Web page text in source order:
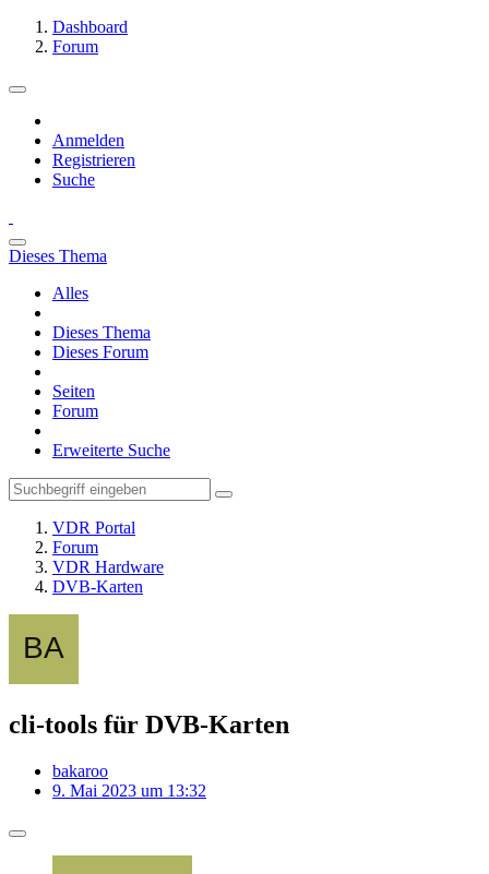
Dashboard
Forum
Anmelden
Registrieren
Suche
Dieses Thema
Alles
Dieses Thema
Dieses Forum
Seiten
Forum
Erweiterte Suche
VDR Portal
Forum
VDR Hardware
DVB-Karten
cli-tools für DVB-Karten
bakaroo
9. Mai 2023 um 13:32